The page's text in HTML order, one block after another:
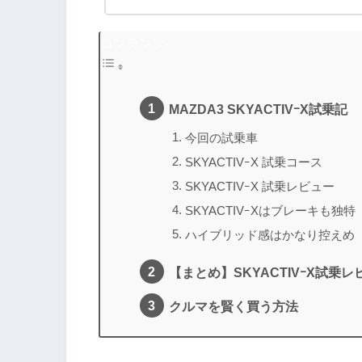
MAZDA3 SKYACTIVｰX試乗記
今回の試乗車
SKYACTIVｰX 試乗コース
SKYACTIVｰX 試乗レビュー
SKYACTIVｰXはブレーキも独特
ハイブリッド感はかなり控えめ
【まとめ】SKYACTIVｰX試乗レ
クルマを賢く買う方法